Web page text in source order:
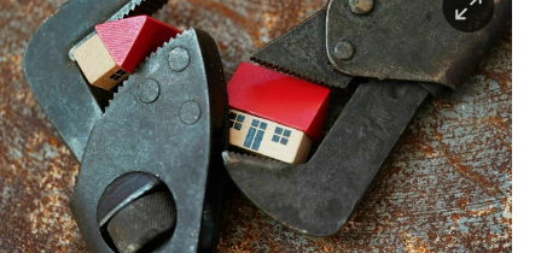
nord
wahrheit
verlag
verlag
veranstaltungen